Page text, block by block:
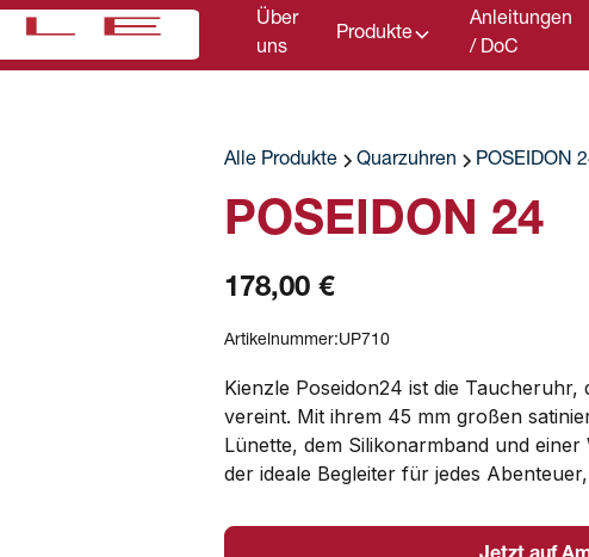
Über
uns
Produkte
Anleitungen
/ DoC
Alle Produkte Quarzuhren POSEIDON
POSEIDON 24
178,00 €
Artikelnummer:UP710
Kienzle Poseidon24 ist die
vereint. Mit ihrem 45 mm großen
Lünette, dem Silikonarmband und
der ideale Begleiter für jedes